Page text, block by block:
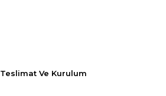
Teslimat Ve Kurulum